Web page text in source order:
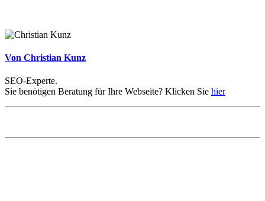
Von Christian Kunz
SEO-Experte.
Sie benötigen Beratung für Ihre Webseite? Klicken Sie hier